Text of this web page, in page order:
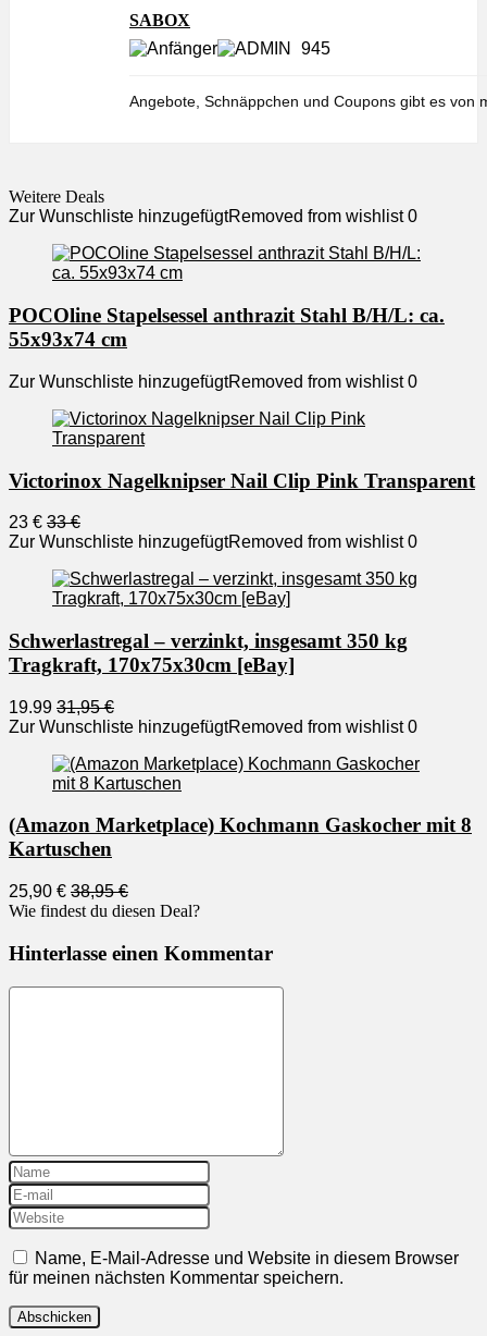
SABOX
945
Angebote, Schnäppchen und Coupons gibt es von
Weitere Deals
Zur Wunschliste hinzugefügtRemoved from wishlist 0
POCOline Stapelsessel anthrazit Stahl B/H/L: ca.
55x93x74 cm
Zur Wunschliste hinzugefügtRemoved from wishlist 0
Victorinox Nagelknipser Nail Clip Pink Transparent
23 € 33 €
Zur Wunschliste hinzugefügtRemoved from wishlist 0
Schwerlastregal – verzinkt, insgesamt 350 kg
Tragkraft, 170x75x30cm [eBay]
19.99 31,95 €
Zur Wunschliste hinzugefügtRemoved from wishlist 0
(Amazon Marketplace) Kochmann Gaskocher mit 8
Kartuschen
25,90 € 38,95 €
Wie findest du diesen Deal?
Hinterlasse einen Kommentar
Name, E-Mail-Adresse und Website in diesem Browser
für meinen nächsten Kommentar speichern.